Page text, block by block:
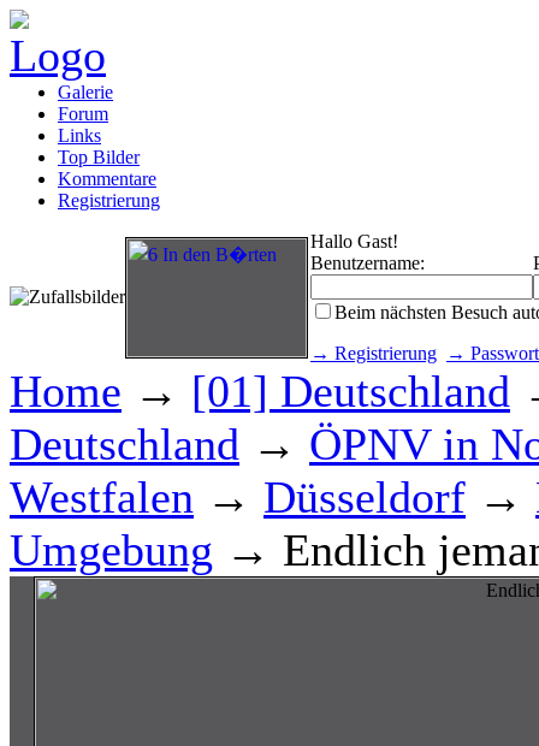
Galerie
Forum
Links
Top Bilder
Kommentare
Registrierung
Hallo Gast!
Benutzername:
Beim nächsten Besuch
→ Registrierung
→
Home → [01] Deutschland
Deutschland → ÖPNV in
Westfalen → Düsseldorf →
Umgebung → Endlich